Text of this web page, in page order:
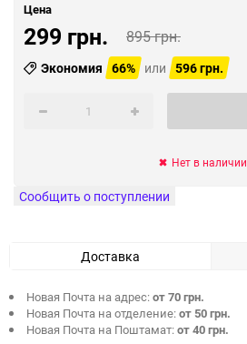
Цена
299 грн. 895 грн.
Экономия 66% или 596 грн.
Нет в наличии
Сообщить о поступлении
Доставка
Новая Почта на адрес:от 70 грн.
Новая Почта на отделение:от 50 грн.
Новая Почта на Поштамат:от 40 грн.